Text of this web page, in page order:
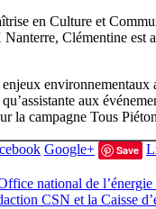
en Culture et
Clémentine est
environnementaux
aux
la campagne Tous
Google+ Save
national de l’énergie
CSN et la Caisse